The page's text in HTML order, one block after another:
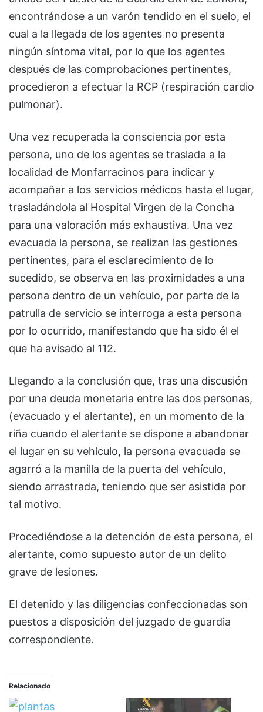
encontrándose a un varón tendido en el suelo, el
cual a la llegada de los agentes no presenta
ningún síntoma vital, por lo que los agentes
después de las comprobaciones pertinentes,
procedieron a efectuar la RCP (respiración cardio
pulmonar).
Una vez recuperada la consciencia por esta
persona, uno de los agentes se traslada a la
localidad de Monfarracinos para indicar y
acompañar a los servicios médicos hasta el lugar,
trasladándola al Hospital Virgen de la Concha
para una valoración más exhaustiva. Una vez
evacuada la persona, se realizan las gestiones
pertinentes, para el esclarecimiento de lo
sucedido, se observa en las proximidades a una
persona dentro de un vehículo, por parte de la
patrulla de servicio se interroga a esta persona
por lo ocurrido, manifestando que ha sido él el
que ha avisado al 112.
Llegando a la conclusión que, tras una discusión
por una deuda monetaria entre las dos personas,
(evacuado y el alertante), en un momento de la
riña cuando el alertante se dispone a abandonar
el lugar en su vehículo, la persona evacuada se
agarró a la manilla de la puerta del vehículo,
siendo arrastrada, teniendo que ser asistida por
tal motivo.
Procediéndose a la detención de esta persona, el
alertante, como supuesto autor de un delito
grave de lesiones.
El detenido y las diligencias confeccionadas son
puestos a disposición del juzgado de guardia
correspondiente.
Relacionado